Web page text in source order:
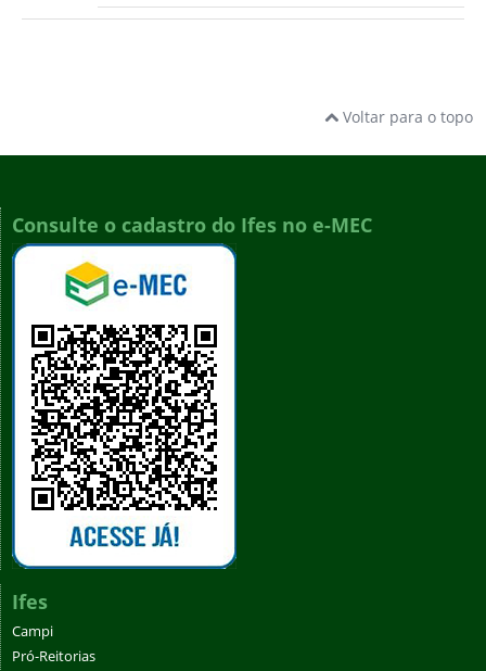
Voltar para o topo
Consulte o cadastro do Ifes no e-MEC
Ifes
Campi
Pró-Reitorias